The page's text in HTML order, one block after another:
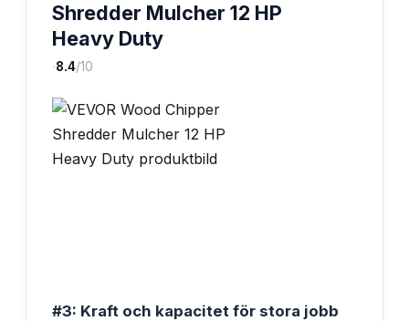
Shredder Mulcher 12 HP
Heavy Duty
·8.4/10
#3: Kraft och kapacitet för stora jobb